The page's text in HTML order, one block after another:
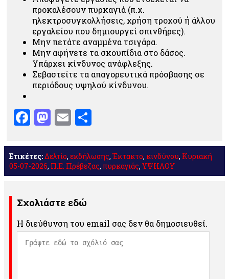
προκαλέσουν πυρκαγιά (π.χ.
ηλεκτροσυγκολλήσεις, χρήση τροχού ή άλλου
εργαλείου που δημιουργεί σπινθήρες).
Μην πετάτε αναμμένα τσιγάρα.
Μην αφήνετε τα σκουπίδια στο δάσος.
Υπάρχει κίνδυνος ανάφλεξης.
Σεβαστείτε τα απαγορευτικά πρόσβασης σε
περιόδους υψηλού κίνδυνου.
Facebook
Mastodon
Email
Ετικέτες:Δελτίο, εκδήλωσης,Έκτακτο, κινδύνου, Κυριακή
05-07-2026, Π.Ε. Πρέβεζας, πυρκαγιάς, ΥΨΗΛΟΥ
Σχολιάστε εδώ
Η διεύθυνση του email σας δεν θα δημοσιευθεί.